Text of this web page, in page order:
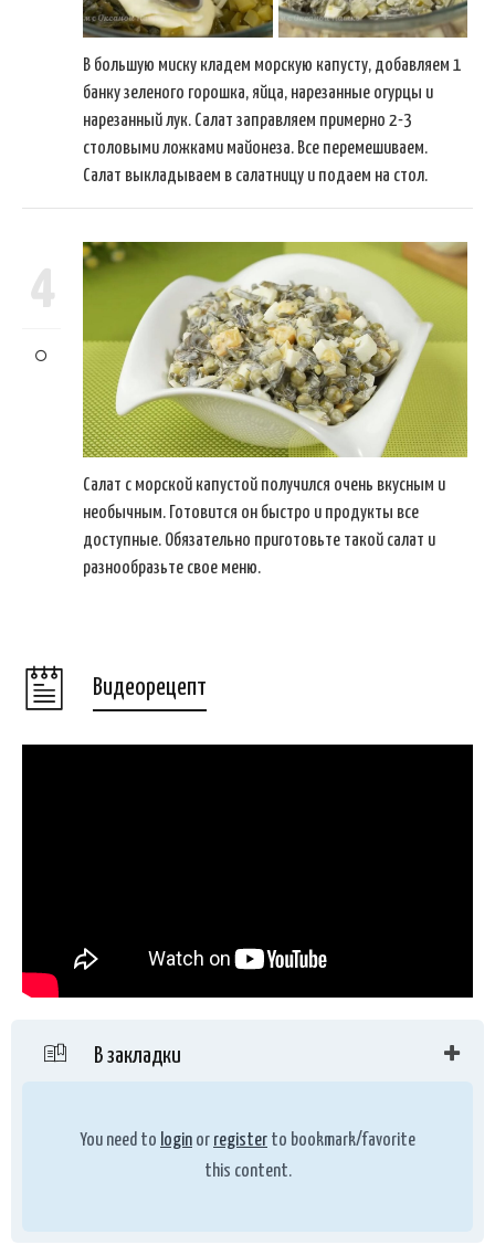
В большую миску кладем морскую капусту, добавляем 1
банку зеленого горошка, яйца, нарезанные огурцы и
нарезанный лук. Салат заправляем примерно 2-3
столовыми ложками майонеза. Все перемешиваем.
Салат выкладываем в салатницу и подаем на стол.
4
Салат с морской капустой получился очень вкусным и
необычным. Готовится он быстро и продукты все
доступные. Обязательно приготовьте такой салат и
разнообразьте свое меню.
Видеорецепт
В закладки
You need to login or register to bookmark/favorite
this content.